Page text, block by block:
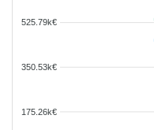
525.79k€
350.53k€
175.26k€